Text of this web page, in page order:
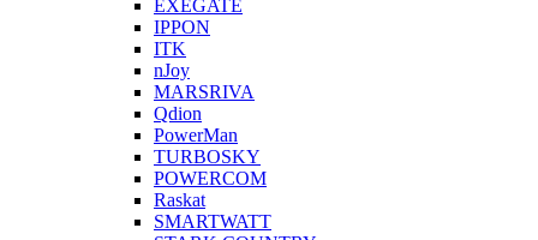
EXEGATE
IPPON
ITK
nJoy
MARSRIVA
Qdion
PowerMan
TURBOSKY
POWERCOM
Raskat
SMARTWATT